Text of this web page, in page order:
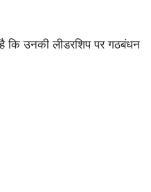
कि उनकी लीडरशिप पर गठबंधन